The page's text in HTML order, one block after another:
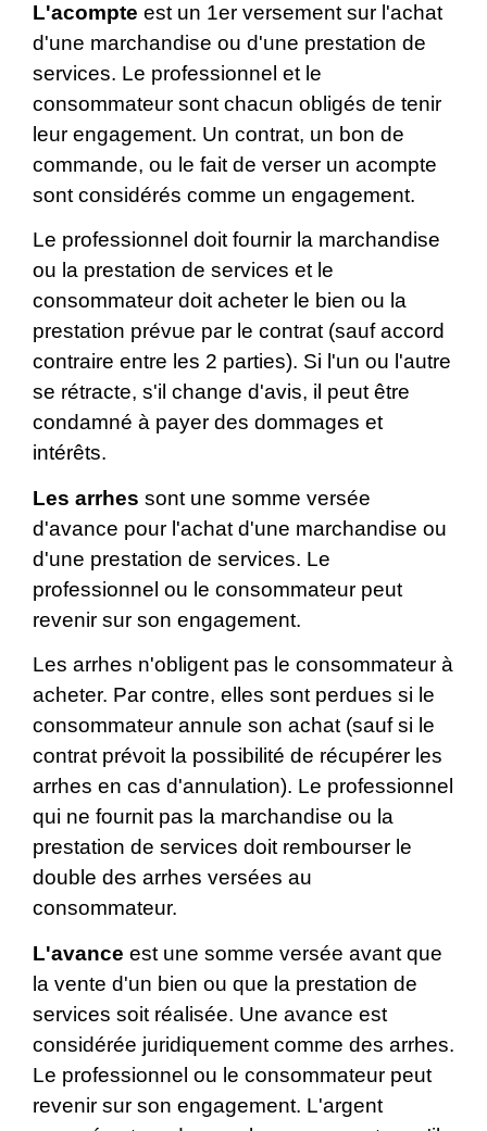
L'acompte est un 1er versement sur l'achat
d'une marchandise ou d'une prestation de
services. Le professionnel et le
consommateur sont chacun obligés de tenir
leur engagement. Un contrat, un bon de
commande, ou le fait de verser un acompte
sont considérés comme un engagement.
Le professionnel doit fournir la marchandise
ou la prestation de services et le
consommateur doit acheter le bien ou la
prestation prévue par le contrat (sauf accord
contraire entre les 2 parties). Si l'un ou l'autre
se rétracte, s'il change d'avis, il peut être
condamné à payer des dommages et
intérêts.
Les arrhes sont une somme versée
d'avance pour l'achat d'une marchandise ou
d'une prestation de services. Le
professionnel ou le consommateur peut
revenir sur son engagement.
Les arrhes n'obligent pas le consommateur à
acheter. Par contre, elles sont perdues si le
consommateur annule son achat (sauf si le
contrat prévoit la possibilité de récupérer les
arrhes en cas d'annulation). Le professionnel
qui ne fournit pas la marchandise ou la
prestation de services doit rembourser le
double des arrhes versées au
consommateur.
L'avance est une somme versée avant que
la vente d'un bien ou que la prestation de
services soit réalisée. Une avance est
considérée juridiquement comme des arrhes.
Le professionnel ou le consommateur peut
revenir sur son engagement. L'argent